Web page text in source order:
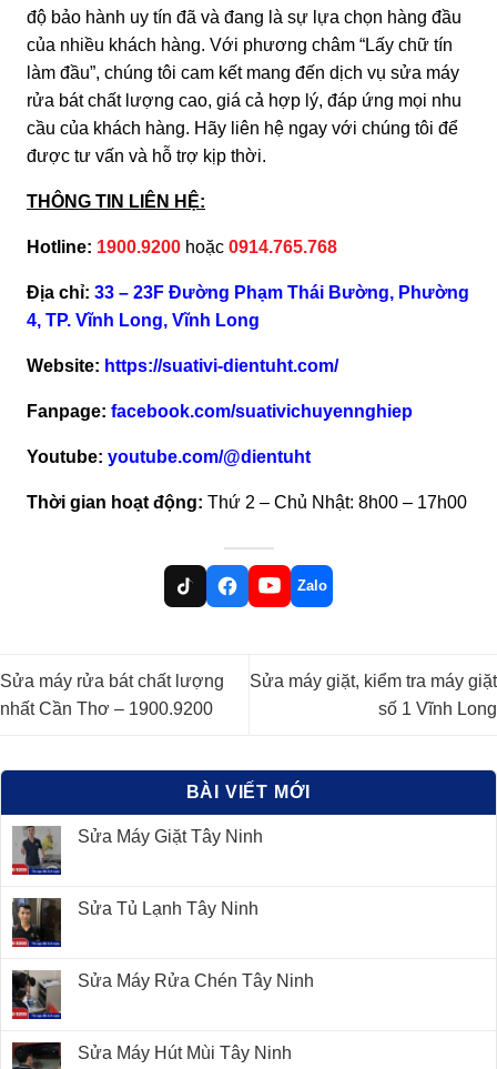
độ bảo hành uy tín đã và đang là sự lựa chọn hàng đầu
của nhiều khách hàng. Với phương châm “Lấy chữ tín
làm đầu”, chúng tôi cam kết mang đến dịch vụ sửa máy
rửa bát chất lượng cao, giá cả hợp lý, đáp ứng mọi nhu
cầu của khách hàng. Hãy liên hệ ngay với chúng tôi để
được tư vấn và hỗ trợ kịp thời.
THÔNG TIN LIÊN HỆ:
Hotline: 1900.9200 hoặc 0914.765.768
Địa chỉ: 33 – 23F Đường Phạm Thái Bường, Phường
4, TP. Vĩnh Long, Vĩnh Long
Website: https://suativi-dientuht.com/
Fanpage: facebook.com/suativichuyennghiep
Youtube: youtube.com/@dientuht
Thời gian hoạt động: Thứ 2 – Chủ Nhật: 8h00 – 17h00
Zalo
Sửa máy rửa bát chất lượng
nhất Cần Thơ – 1900.9200
Sửa máy giặt, kiểm tra máy giặt
số 1 Vĩnh Long
BÀI VIẾT MỚI
Sửa Máy Giặt Tây Ninh
Sửa Tủ Lạnh Tây Ninh
Sửa Máy Rửa Chén Tây Ninh
Sửa Máy Hút Mùi Tây Ninh